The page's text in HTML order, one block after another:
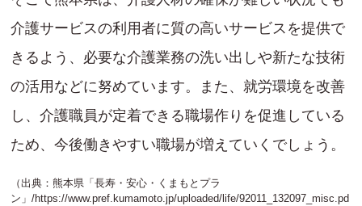
介護サービスの利用者に質の高いサービスを提供で
きるよう、必要な介護業務の洗い出しや新たな技術
の活用などに努めています。また、就労環境を改善
し、介護職員が定着できる職場作りを促進している
ため、今後働きやすい職場が増えていくでしょう。
（出典：熊本県「長寿・安心・くまもとプラ
ン」/https://www.pref.kumamoto.jp/uploaded/life/92011_132097_misc.pd